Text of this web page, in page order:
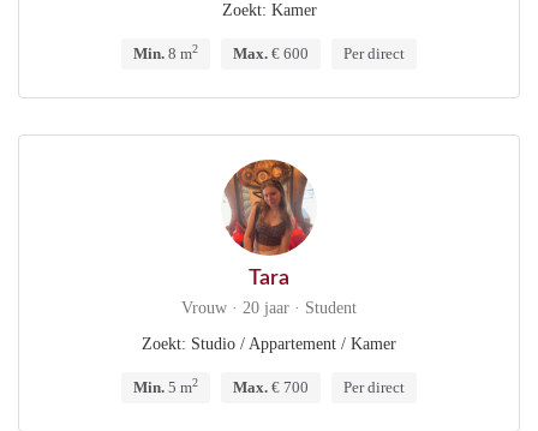
Zoekt: Kamer
Min. 8 m2 Max. € 600 Per direct
Tara
Vrouw · 20 jaar · Student
Zoekt: Studio / Appartement / Kamer
Min. 5 m2 Max. € 700 Per direct